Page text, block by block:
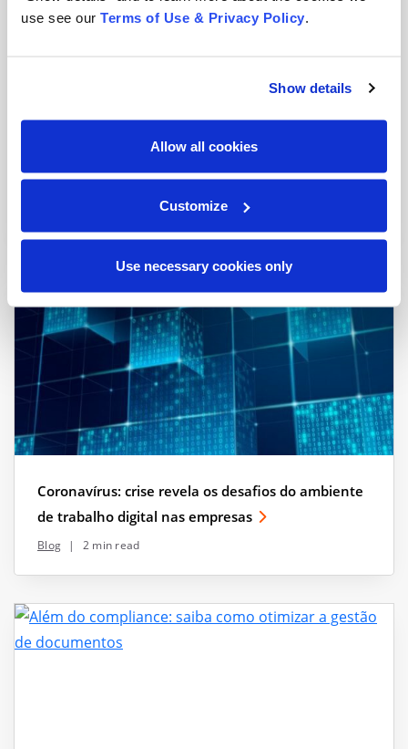
use see our Terms of Use & Privacy Policy
Show details
Allow all cookies
Customize
Use necessary cookies only
para o setor jurídico
Coronavírus: crise revela os desafios do ambiente
de trabalho digital nas empresas
Blog | 2 min read